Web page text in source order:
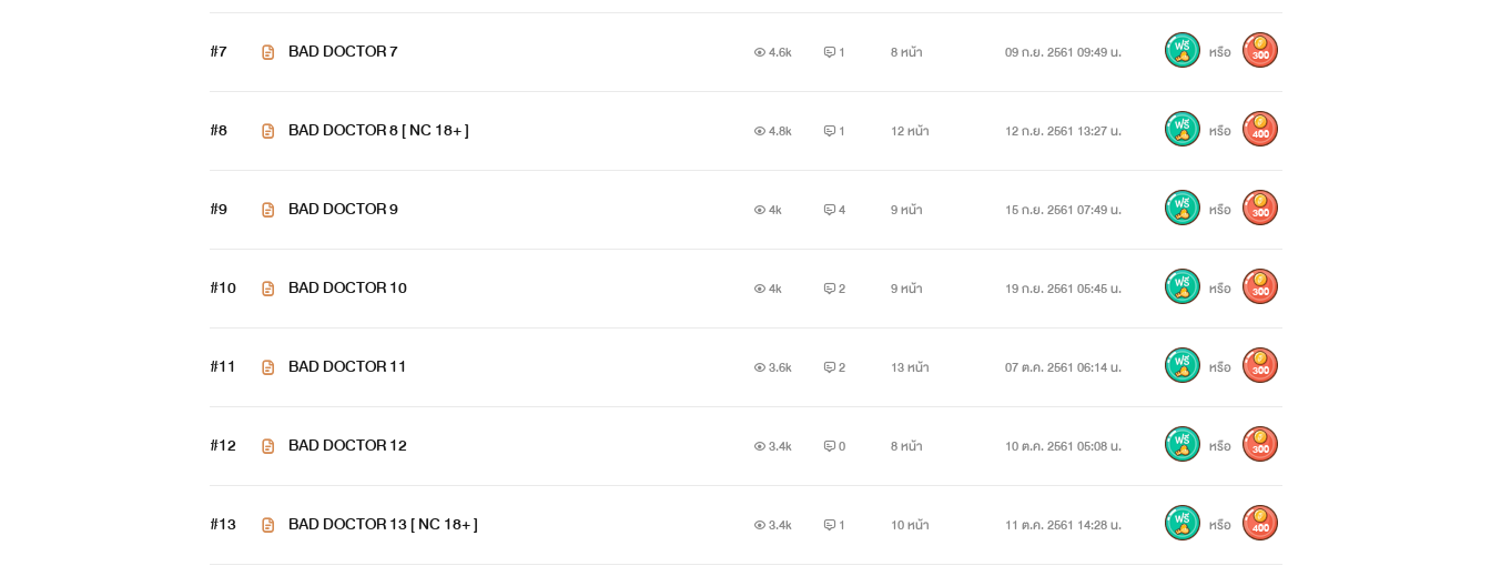
แต่เนื่องจากการเรียนหมอมันหนักจึงไม่ค่อยมีเวลาหาเหยื่อ แต่มักจะมีผู้หญิงเข้าเขาเรื่อยๆ
#7 BAD DOCTOR 7 4.6k 1 8 หน้า 09 ก.ย. 2561 09:49 น. หรือ 300
#8 BAD DOCTOR 8 [ NC 18+ ] 4.8k 1 12 หน้า 12 ก.ย. 2561 13:27 น. หรือ 400
#9 BAD DOCTOR 9 4k 4 9 หน้า 15 ก.ย. 2561 07:49 น. หรือ 300
#10 BAD DOCTOR 10 4k 2 9 หน้า 19 ก.ย. 2561 05:45 น. หรือ 300
#11 BAD DOCTOR 11 3.6k 2 13 หน้า 07 ต.ค. 2561 06:14 น. หรือ 300
#12 BAD DOCTOR 12 3.4k 0 8 หน้า 10 ต.ค. 2561 05:08 น. หรือ 300
#13 BAD DOCTOR 13 [ NC 18+ ] 3.4k 1 10 หน้า 11 ต.ค. 2561 14:28 น. หรือ 400